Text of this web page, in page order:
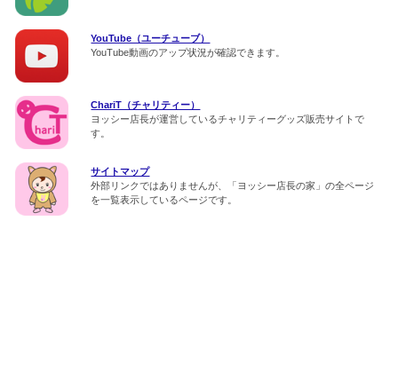
YouTube（ユーチューブ）
YouTube動画のアップ状況が確認できます。
ChariT（チャリティー）
ヨッシー店長が運営しているチャリティーグッズ販売サイトで
す。
サイトマップ
外部リンクではありませんが、「ヨッシー店長の家」の全ページ
を一覧表示しているページです。